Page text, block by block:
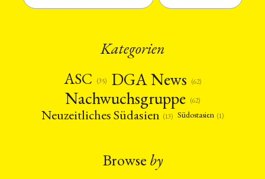
Kategorien
ASC
(35) DGA News (62)
Nachwuchsgruppe (62)
Neuzeitliches Südasien (13) Südostasien (1)
Browse by